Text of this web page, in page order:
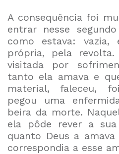
A consequência foi
entrar nesse
como estava: vazia,
própria, pela
visitada por
tanto ela amava e
material, faleceu,
pegou uma
beira da morte.
ela pôde rever a
quanto Deus a
correspondia a esse